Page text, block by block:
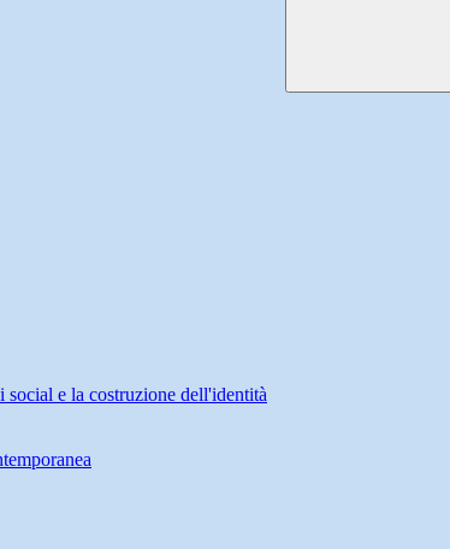
e la costruzione dell'identità